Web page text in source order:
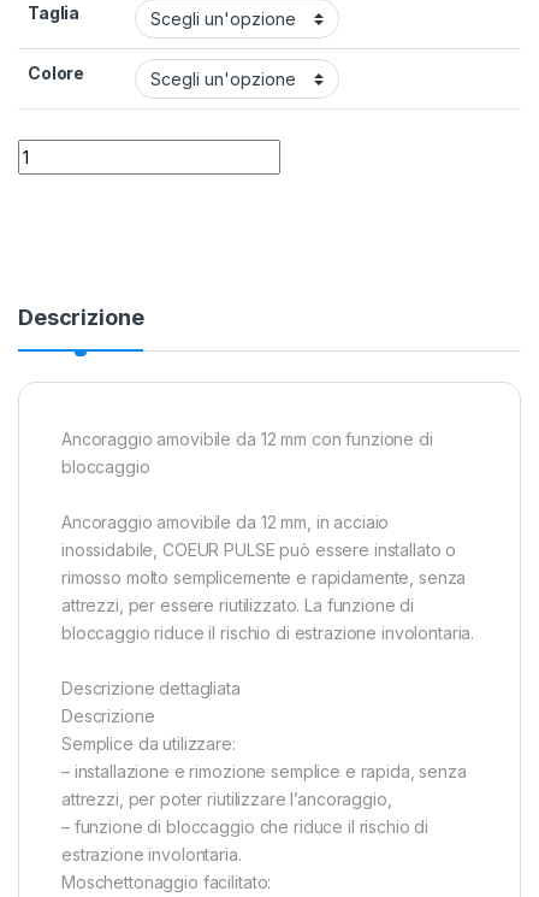
Taglia
Colore
Ancoraggio Rimovibile Petzl Coeur Pulse quantity
Descrizione
Ancoraggio amovibile da 12 mm con funzione di
bloccaggio
Ancoraggio amovibile da 12 mm, in acciaio
inossidabile, COEUR PULSE può essere installato o
rimosso molto semplicemente e rapidamente, senza
attrezzi, per essere riutilizzato. La funzione di
bloccaggio riduce il rischio di estrazione involontaria.
Descrizione dettagliata
Descrizione
Semplice da utilizzare:
– installazione e rimozione semplice e rapida, senza
attrezzi, per poter riutilizzare l’ancoraggio,
– funzione di bloccaggio che riduce il rischio di
estrazione involontaria.
Moschettonaggio facilitato: